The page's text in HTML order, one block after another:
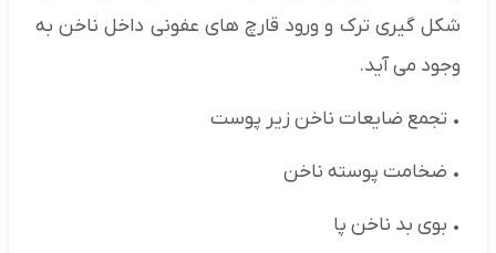
شکل گیری ترک و ورود قارچ های عفونی داخل ناخن به
وجود می آید.
• تجمع ضایعات ناخن زیر پوست
• ضخامت پوسته ناخن
• بوی بد ناخن پا